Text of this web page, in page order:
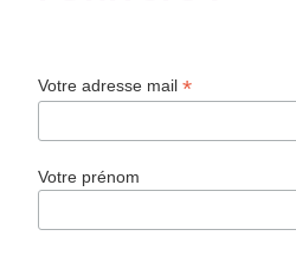
Votre adresse mail*
Votre prénom